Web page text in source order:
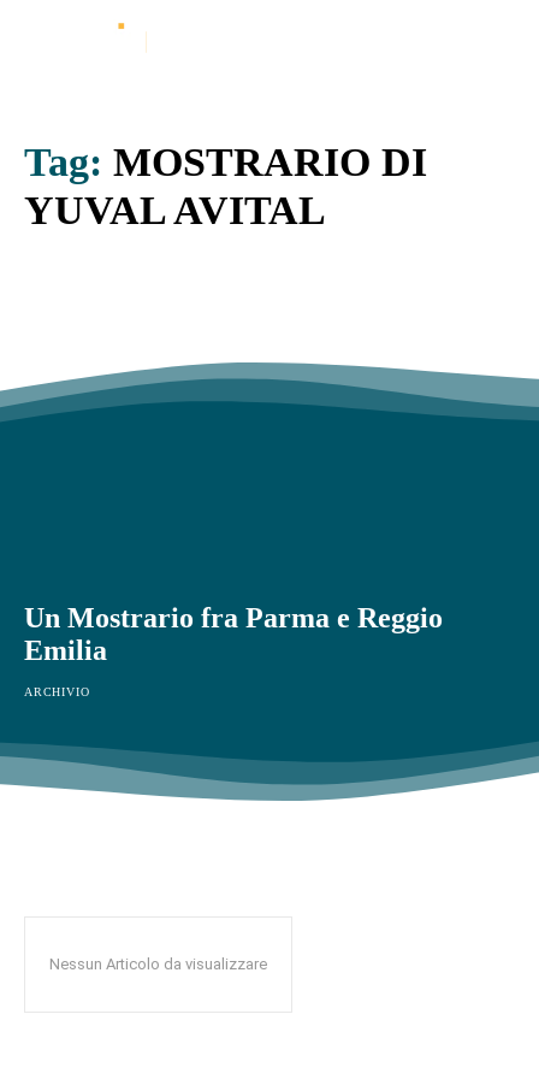
Tag: MOSTRARIO DI
YUVAL AVITAL
Un Mostrario fra Parma e Reggio
Emilia
ARCHIVIO
Nessun Articolo da visualizzare